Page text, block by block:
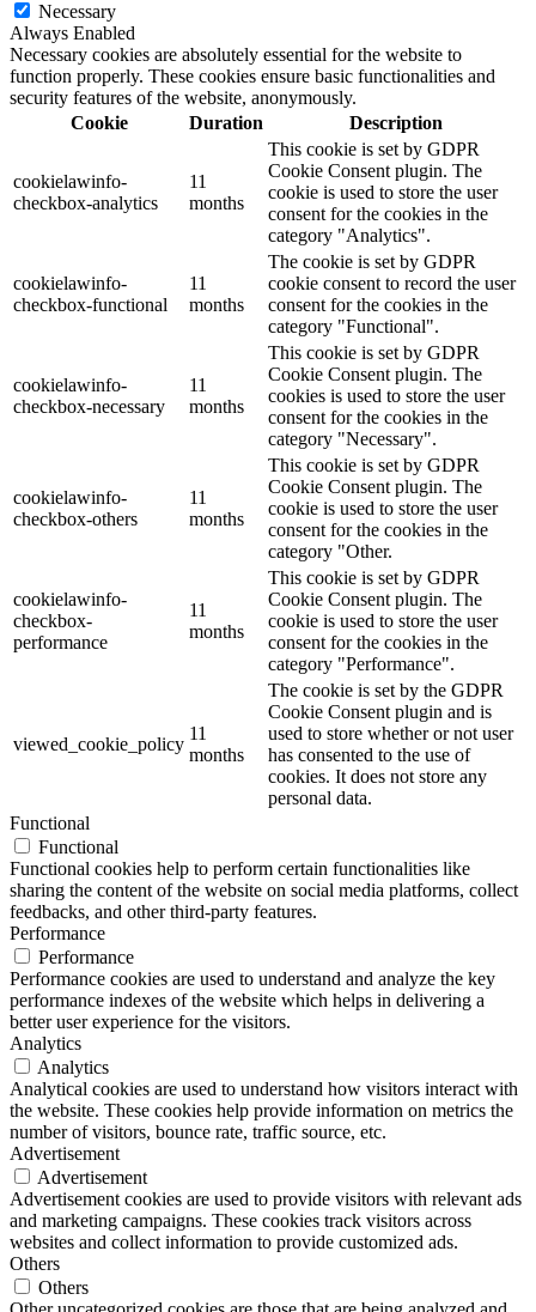
Necessary
Always Enabled
Necessary cookies are absolutely essential for the website to
function properly. These cookies ensure basic functionalities and
security features of the website, anonymously.
Cookie
Duration Description
cookielawinfo-
checkbox-analytics
11
months
This cookie is set by GDPR
Cookie Consent plugin. The
cookie is used to store the user
consent for the cookies in the
category "Analytics".
cookielawinfo-
checkbox-functional
11
months
The cookie is set by GDPR
cookie consent to record the user
consent for the cookies in the
category "Functional".
cookielawinfo-
checkbox-necessary
11
months
This cookie is set by GDPR
Cookie Consent plugin. The
cookies is used to store the user
consent for the cookies in the
category "Necessary".
cookielawinfo-
checkbox-others
11
months
This cookie is set by GDPR
Cookie Consent plugin. The
cookie is used to store the user
consent for the cookies in the
category "Other.
cookielawinfo-
checkbox-
performance
11
months
This cookie is set by GDPR
Cookie Consent plugin. The
cookie is used to store the user
consent for the cookies in the
category "Performance".
viewed_cookie_policy
11
months
The cookie is set by the GDPR
Cookie Consent plugin and is
used to store whether or not user
has consented to the use of
cookies. It does not store any
personal data.
Functional
Functional
Functional cookies help to perform certain functionalities like
sharing the content of the website on social media platforms, collect
feedbacks, and other third-party features.
Performance
Performance
Performance cookies are used to understand and analyze the key
performance indexes of the website which helps in delivering a
better user experience for the visitors.
Analytics
Analytics
Analytical cookies are used to understand how visitors interact with
the website. These cookies help provide information on metrics the
number of visitors, bounce rate, traffic source, etc.
Advertisement
Advertisement
Advertisement cookies are used to provide visitors with relevant ads
and marketing campaigns. These cookies track visitors across
websites and collect information to provide customized ads.
Others
Others